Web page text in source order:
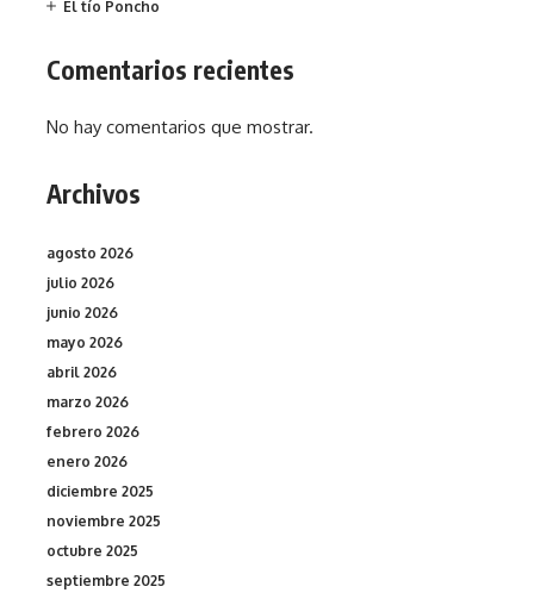
El tío Poncho
Comentarios recientes
No hay comentarios que mostrar.
Archivos
agosto 2026
julio 2026
junio 2026
mayo 2026
abril 2026
marzo 2026
febrero 2026
enero 2026
diciembre 2025
noviembre 2025
octubre 2025
septiembre 2025